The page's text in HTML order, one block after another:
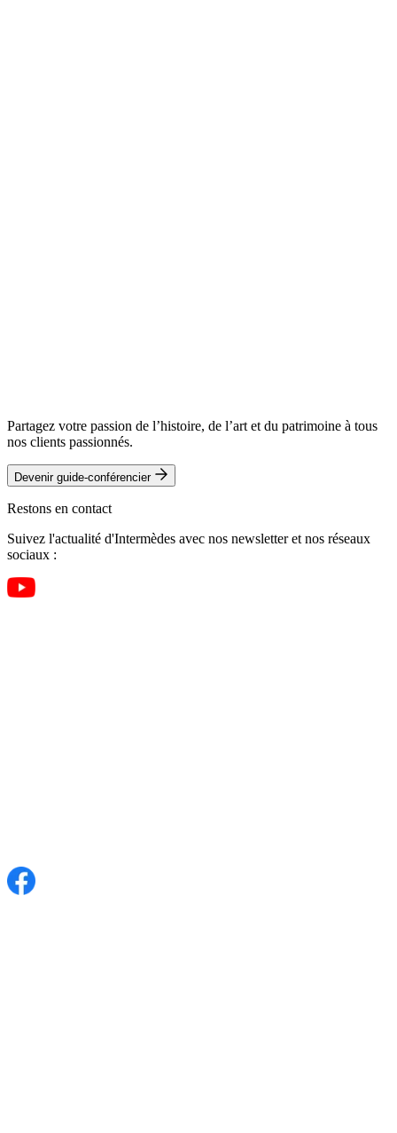
Partagez votre passion de l’histoire, de l’art et du patrimoine à tous
nos clients passionnés.
Devenir guide-conférencier
Restons en contact
Suivez l'actualité d'Intermèdes avec nos newsletter et nos réseaux
sociaux :